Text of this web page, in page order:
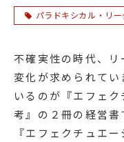
パラドキシカル・リ
不確実性の時代、
変化が求められて
いるのが『エフェ
考』の２冊の経営書
『エフェクチュエ